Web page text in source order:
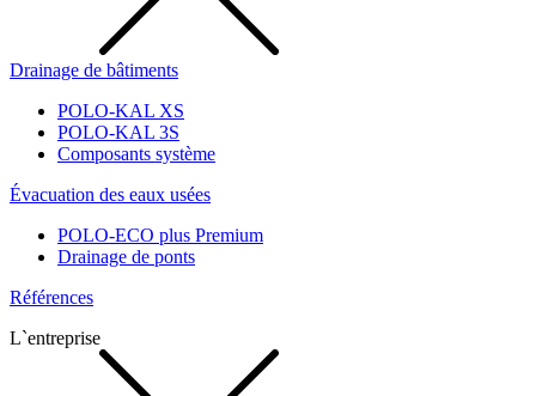
Drainage de bâtiments
POLO-KAL XS
POLO-KAL 3S
Composants système
Évacuation des eaux usées
POLO-ECO plus Premium
Drainage de ponts
Références
L`entreprise